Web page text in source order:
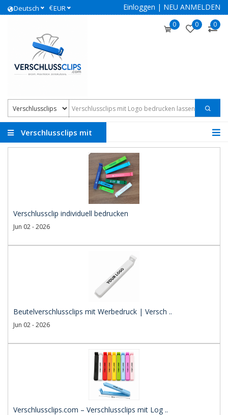
Deutsch €EUR Einloggen | NEU ANMELDEN
0 0 0
Verschlussclips mit
Verschlussclip individuell bedrucken
Jun 02 - 2026
Beutelverschlussclips mit Werbedruck | Versch ..
Jun 02 - 2026
Verschlussclips.com – Verschlussclips mit Log ..